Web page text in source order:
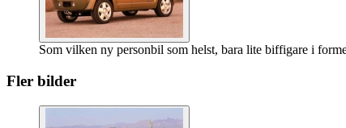
Som vilken ny personbil som helst, bara lite biffigare i
Fler bilder